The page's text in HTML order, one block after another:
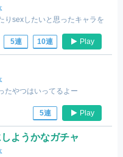
りsexしたいと思ったキャラを
5連
10連 Play
たやつはいってるよー
5連 Play
ようかなガチャ